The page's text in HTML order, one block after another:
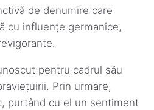
de denumire care
cu influențe germanice,
pentru cadrul său
Prin urmare,
purtând cu el un sentiment